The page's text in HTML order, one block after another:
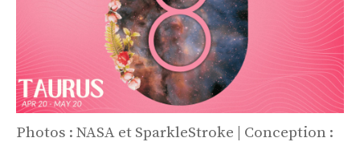
Photos : NASA et SparkleStroke | Conception :